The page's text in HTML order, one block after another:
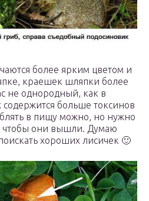
более ярким цветом и
краешек шляпки более
не однородный, как в
больше токсинов
в пищу можно, но нужно
чтобы они вышли. Думаю
хороших лисичек 🙂